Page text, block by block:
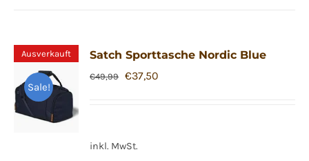
Ausverkauft
Sale!
Satch Sporttasche Nordic Blue
€49,99 Ursprünglicher
€37,50
inkl. MwSt.